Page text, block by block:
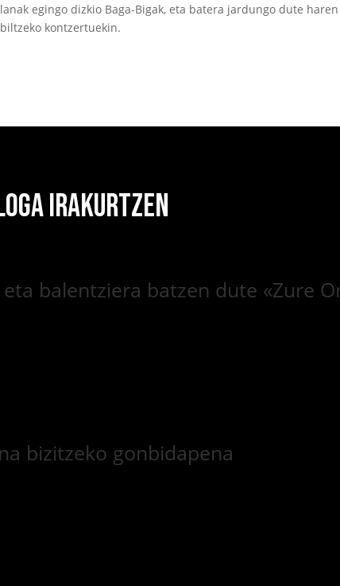
egingo dizkio Baga-Bigak, eta batera jardungo dute
kontzertuekin.
IRAKURTZEN
eta balentziera batzen dute «Zure
bizitzeko gonbidapena